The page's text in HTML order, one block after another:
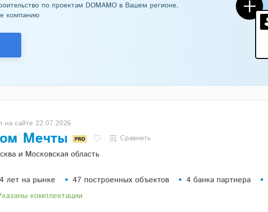
по проектам DOMAMO в Вашем регионе,
компанию
на сайте 22.07.2026
Мечты Сравнить
и Московская область
лет на рынке 47 построенных объектов 4 банка партнера
комплектации